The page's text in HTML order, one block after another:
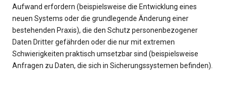
Aufwand erfordern (beispielsweise die Entwicklung eines
neuen Systems oder die grundlegende Änderung einer
bestehenden Praxis), die den Schutz personenbezogener
Daten Dritter gefährden oder die nur mit extremen
Schwierigkeiten praktisch umsetzbar sind (beispielsweise
Anfragen zu Daten, die sich in Sicherungssystemen befinden).